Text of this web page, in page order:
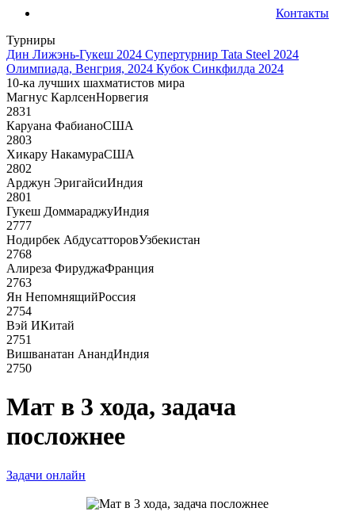
Контакты
Турниры
Дин Лижэнь-Гукеш 2024 Супертурнир Tata Steel 2024
Олимпиада, Венгрия, 2024 Кубок Синкфилда 2024
10-ка лучших шахматистов мира
Магнус КарлсенНорвегия
2831
Каруана ФабианоСША
2803
Хикару НакамураСША
2802
Арджун ЭригайсиИндия
2801
Гукеш ДоммараджуИндия
2777
Нодирбек АбдусатторовУзбекистан
2768
Алиреза ФируджаФранция
2763
Ян НепомнящийРоссия
2754
Вэй ИКитай
2751
Вишванатан АнандИндия
2750
Мат в 3 хода, задача
посложнее
Задачи онлайн